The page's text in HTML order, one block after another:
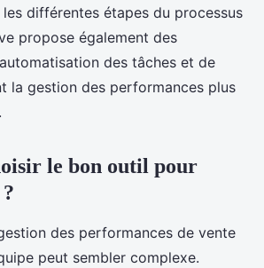
différentes étapes du processus
propose également des
des tâches et de
la gestion des performances plus
le bon outil pour
des performances de vente
peut sembler complexe.